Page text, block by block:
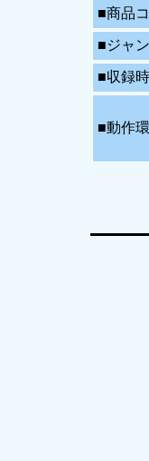
■商品
■ジャ
■収録
■動作